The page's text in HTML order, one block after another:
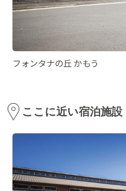
フォンタナの丘 かもう
ここに近い宿泊施設